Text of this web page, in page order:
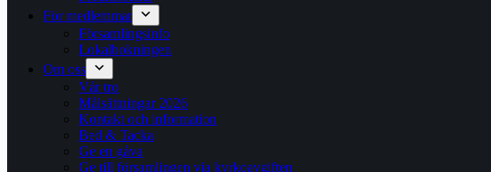
För medlemmar
Församlingsinfo
Lokalbokningen
Om oss
Vår tro
Målsättningar 2026
Kontakt och information
Bed & Tacka
Ge en gåva
Ge till församlingen via kyrkoavgiften